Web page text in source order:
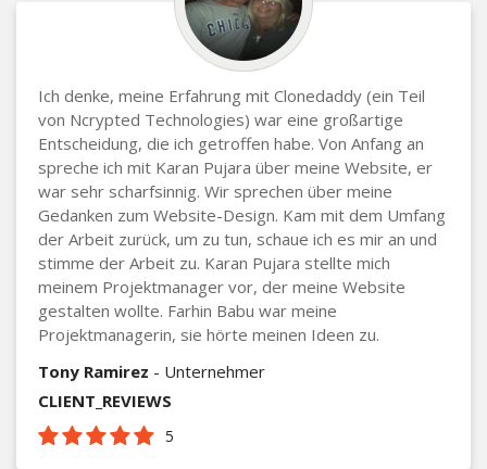
Ich denke, meine Erfahrung mit Clonedaddy (ein Teil
von Ncrypted Technologies) war eine großartige
Entscheidung, die ich getroffen habe. Von Anfang an
spreche ich mit Karan Pujara über meine Website, er
war sehr scharfsinnig. Wir sprechen über meine
Gedanken zum Website-Design. Kam mit dem Umfang
der Arbeit zurück, um zu tun, schaue ich es mir an und
stimme der Arbeit zu. Karan Pujara stellte mich
meinem Projektmanager vor, der meine Website
gestalten wollte. Farhin Babu war meine
Projektmanagerin, sie hörte meinen Ideen zu.
Tony Ramirez - Unternehmer
CLIENT_REVIEWS
5